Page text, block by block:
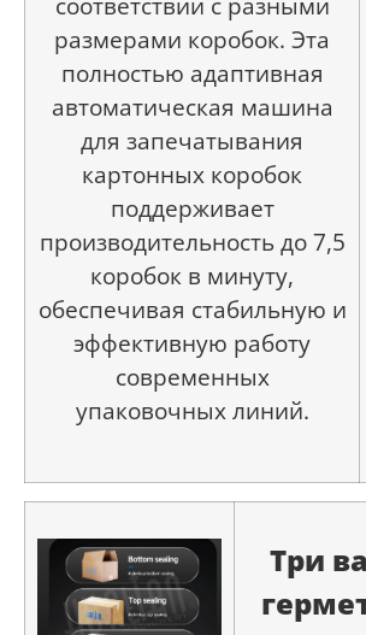
размерами коробок. Эта
полностью адаптивная
автоматическая машина
для запечатывания
картонных коробок
поддерживает
производительность до 7,5
коробок в минуту,
обеспечивая стабильную и
эффективную работу
современных
упаковочных линий.
Три